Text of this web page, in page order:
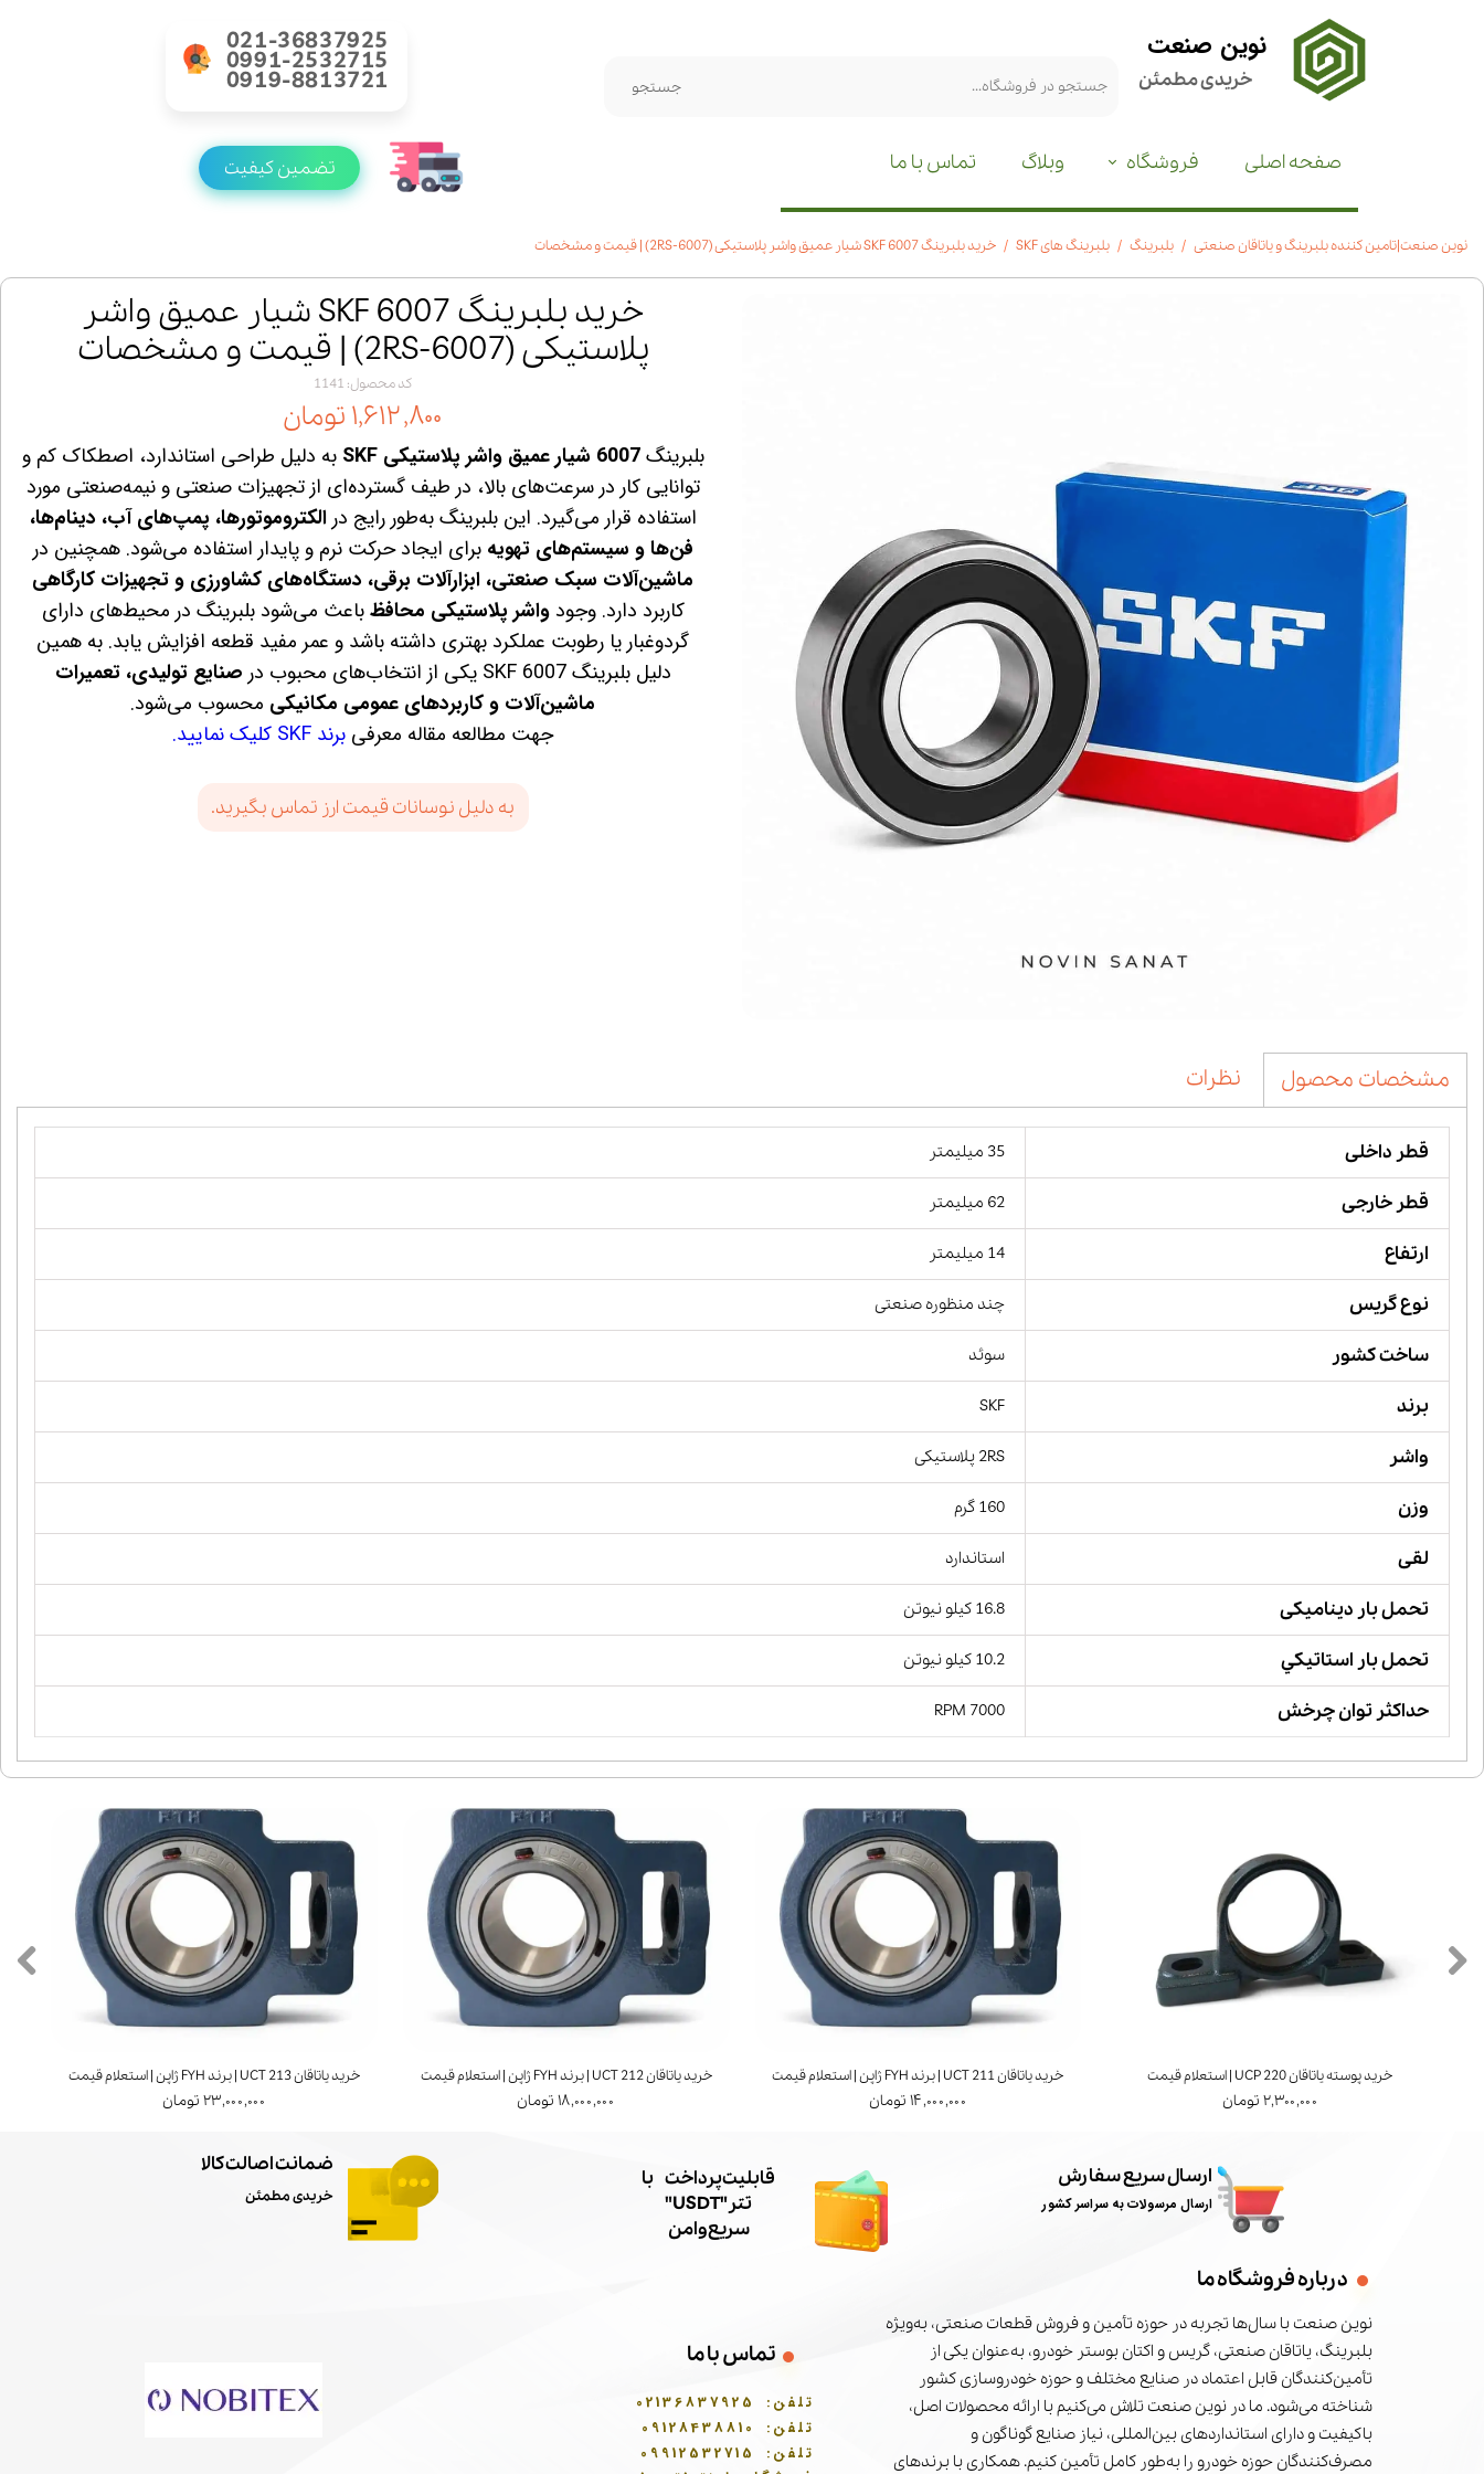
نوین صنعت
خریدی مطمئن
021-36837925
0991-2532715
0919-8813721 جستجو
تضمین کیفیت صفحه اصلی فروشگاه وبلاگ تماس با ما
نوین صنعت|تامین کننده بلبرینگ و یاتاقان صنعتی بلبرینگ بلبرینگ های SKF خرید بلبرینگ 6007 SKF شیار عمیق واشر پلاستیکی (6007‑2RS) | قیمت و مشخصات
خرید بلبرینگ 6007 SKF شیار عمیق واشر
پلاستیکی (6007‑2RS) | قیمت و مشخصات
کد محصول: 1141
۱,۶۱۲,۸۰۰ تومان
بلبرینگ6007 شیار عمیق واشر پلاستیکی SKF
به دلیل طراحی استاندارد، اصطکاک کم و
توانایی کار در سرعت‌های بالا، در طیف گسترده‌ای از تجهیزات صنعتی و نیمه‌صنعتی مورد
استفاده قرار می‌گیرد. این بلبرینگ به‌طور رایج درالکتروموتورها، پمپ‌های آب، دینام‌ها،
فن‌ها و سیستم‌های تهویه برای ایجاد حرکت نرم و پایدار استفاده می‌شود. همچنین در
ماشین‌آلات سبک صنعتی، ابزارآلات برقی، دستگاه‌های کشاورزی و تجهیزات کارگاهی
کاربرد دارد. وجودواشر پلاستیکی محافظباعث می‌شود بلبرینگ در محیط‌های دارای
گردوغبار یا رطوبت عملکرد بهتری داشته باشد و عمر مفید قطعه افزایش یابد. به همین
دلیل بلبرینگ 6007 SKF یکی از انتخاب‌های محبوب در
صنایع تولیدی، تعمیرات
ماشین‌آلات و کاربردهای عمومی مکانیکی محسوب می‌شود.
جهت مطالعه مقاله معرفی برند SKF کلیک نمایید.
به دلیل نوسانات قیمت ارز تماس بگیرید.
مشخصات محصول نظرات
قطر داخلی 35 میلیمتر
قطر خارجی 62 میلیمتر
ارتفاع 14 میلیمتر
نوع گریس چند منظوره صنعتی
ساخت کشور سوئد
برند SKF
واشر 2RS پلاستیکی
وزن 160 گرم
لقی استاندارد
تحمل بار دینامیکی 16.8 کیلو نیوتن
تحمل بار استاتيكي 10.2 کیلو نیوتن
حداکثر توان چرخش 7000 RPM
خرید یاتاقان UCT 213 | برند FYH ژاپن | استعلام قیمت
۲۳,۰۰۰,۰۰۰ تومان
خرید یاتاقان UCT 212 | برند FYH ژاپن | استعلام قیمت
۱۸,۰۰۰,۰۰۰ تومان
خرید یاتاقان UCT 211 | برند FYH ژاپن | استعلام قیمت
۱۴,۰۰۰,۰۰۰ تومان
خرید پوسته یاتاقان UCP 220 | استعلام قیمت
۲,۳۰۰,۰۰۰ تومان
ارسال سریع سفارش
ارسال مرسولات به سراسر کشور
ضمانت اصالت کالا
خریدی مطمئن
درباره فروشگاه ما
نوین صنعت با سال‌ها تجربه در حوزه تأمین و فروش قطعات صنعتی، به‌ویژه
بلبرینگ، یاتاقان صنعتی، گریس و اکتان بوستر خودرو، به‌عنوان یکی از
تأمین‌کنندگان قابل اعتماد در صنایع مختلف و حوزه خودروسازی کشور
شناخته می‌شود. ما در نوین صنعت تلاش می‌کنیم با ارائه محصولات اصل،
باکیفیت و دارای استانداردهای بین‌المللی، نیاز صنایع گوناگون و
مصرف‌کنندگان حوزه خودرو را به‌طور کامل تأمین کنیم. همکاری با برندهای
تماس با ما
تلفن:
02136837925
تلفن:
09128438810
تلفن:
09912532715
​قابلیت پرداخت با
تتر"USDT"
سریع و امن